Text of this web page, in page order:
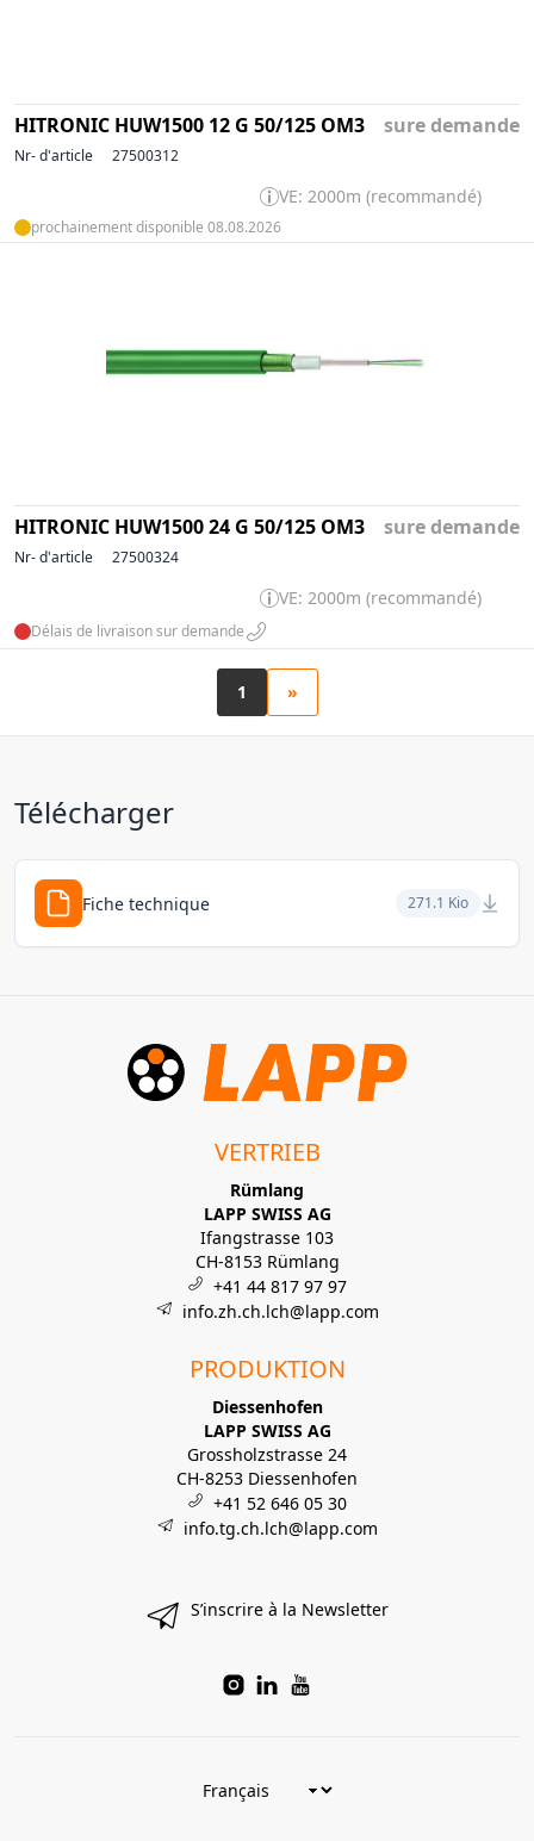
HITRONIC HUW1500 12 G 50/125 OM3 sure demande
Nr- d'article 27500312
VE: 2000m (recommandé)
prochainement disponible 08.08.2026
HITRONIC HUW1500 24 G 50/125 OM3 sure demande
Nr- d'article 27500324
VE: 2000m (recommandé)
Délais de livraison sur demande
1 »
Télécharger
Fiche technique 271.1 Kio
VERTRIEB
Rümlang
LAPP SWISS AG
Ifangstrasse 103
CH-8153 Rümlang
+41 44 817 97 97
info.zh.ch.lch@lapp.com
PRODUKTION
Diessenhofen
LAPP SWISS AG
Grossholzstrasse 24
CH-8253 Diessenhofen
+41 52 646 05 30
info.tg.ch.lch@lapp.com
S’inscrire à la Newsletter